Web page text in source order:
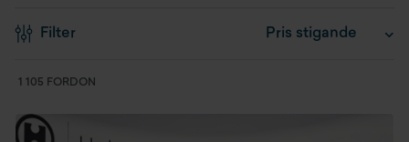
Filter
1 105 FORDON